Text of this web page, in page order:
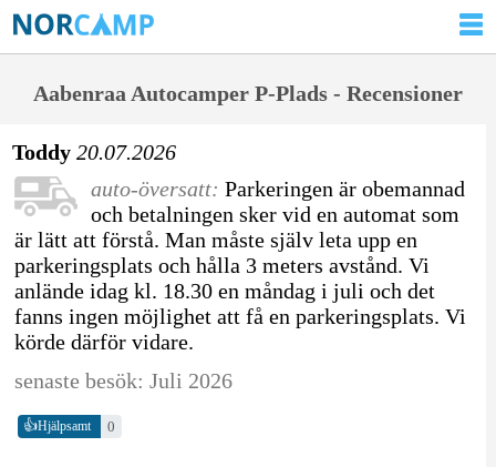
Aabenraa Autocamper P-Plads - Recensioner
Toddy 20.07.2026
auto-översatt: Parkeringen är obemannad
och betalningen sker vid en automat som
är lätt att förstå. Man måste själv leta upp en
parkeringsplats och hålla 3 meters avstånd. Vi
anlände idag kl. 18.30 en måndag i juli och det
fanns ingen möjlighet att få en parkeringsplats. Vi
körde därför vidare.
senaste besök: Juli 2026
👍Hjälpsamt 0